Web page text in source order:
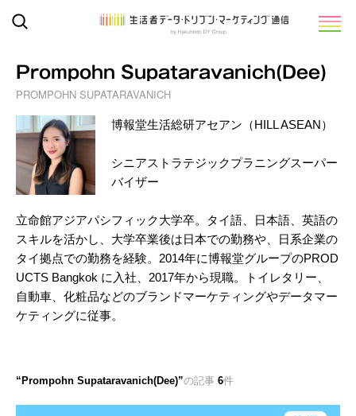
Prompohn Supataravanich(Dee)
PROMPOHN SUPATARAVANICH
博報堂生活総研アセアン（HILL ASEAN）
シニアストラテジックプラニングスーパー
バイザー
立命館アジアパシフィック大学卒。タイ語、日本語、英語の
スキルを活かし、大学卒業後は日本での勤務や、日系企業の
タイ拠点での勤務を経験。2014年に博報堂グループのPROD
UCTS Bangkok に入社、2017年から現職。トイレタリー、
自動車、化粧品などのブランドマーケティングやデータマー
ケティングに従事。
Prompohn Supataravanich(Dee) の記事 6件